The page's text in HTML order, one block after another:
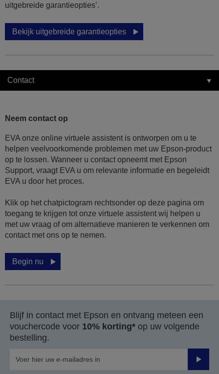
uitgebreide garantieopties’.
Bekijk uitgebreide garantieopties
Contact
Neem contact op
EVA onze online virtuele assistent is ontworpen om u te
helpen veelvoorkomende problemen met uw Epson-product
op te lossen. Wanneer u contact opneemt met Epson
Support, vraagt EVA u om relevante informatie en begeleidt
EVA u door het proces.
Klik op het chatpictogram rechtsonder op deze pagina om
toegang te krijgen tot onze virtuele assistent wij helpen u
met uw vraag of om alternatieve manieren te verkennen om
contact met ons op te nemen.
Begin nu
Blijf in contact met Epson en ontvang meteen een
vouchercode voor 10% korting* op uw volgende
bestelling.